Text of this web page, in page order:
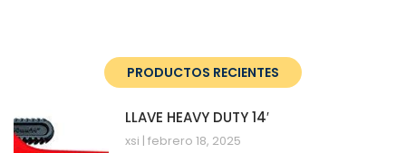
PRODUCTOS RECIENTES
LLAVE HEAVY DUTY 14′
xsi febrero 18, 2025